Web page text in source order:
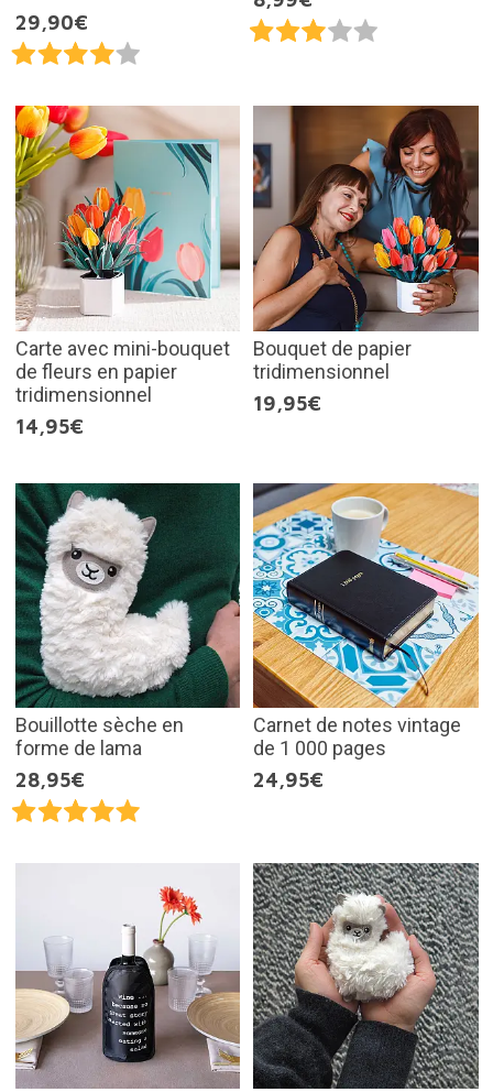
29,90€
Carte avec mini-bouquet
de fleurs en papier
tridimensionnel
14,95€
Bouquet de papier
tridimensionnel
19,95€
Bouillotte sèche en
forme de lama
28,95€
Carnet de notes vintage
de 1 000 pages
24,95€